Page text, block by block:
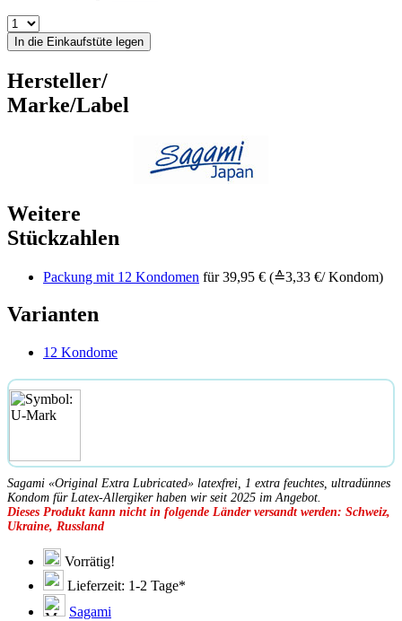
In die Einkaufstüte legen
Hersteller/
Marke/Label
Weitere
Stückzahlen
Packung mit 12 Kondomen für 39,95 € (≙3,33 €/ Kondom)
Varianten
12 Kondome
Sagami «Original Extra Lubricated» latexfrei, 1 extra feuchtes, ultradünnes
Kondom für Latex-Allergiker haben wir seit 2025 im Angebot.
Dieses Produkt kann nicht in folgende Länder versandt werden: Schweiz,
Ukraine, Russland
Vorrätig!
Lieferzeit: 1-2 Tage*
Sagami